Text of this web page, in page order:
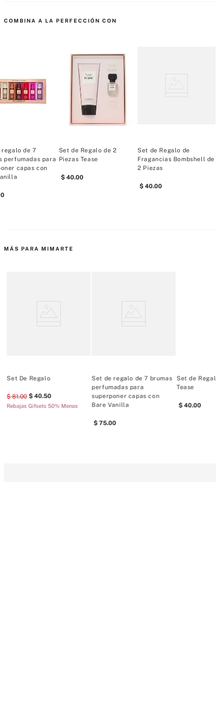
perdura.
Perfume Bare Mini (7 ml / 0,25 fl oz)
Loción corporal Bare Mini (100 ml / 3,4 oz)
Detalles:
Tipo de fragancia: Amaderada, floral
Hecho en EE.UU.
COMBINA A LA PERFECCIÓN CON
regalo de 7
perfumadas para
capas con
Set de Regalo de 2
Piezas Tease
40.00
Set de Regalo de
Fragancias Bombshell de
2 Piezas
40.00
MÁS PARA MIMARTE
Set De Regalo
81.00 40.50
Rebajas Gifsets 50% Menos
Set de regalo de 7 brumas
perfumadas para
superponer capas con
Bare Vanilla
75.00
Set de
Tease
40.00